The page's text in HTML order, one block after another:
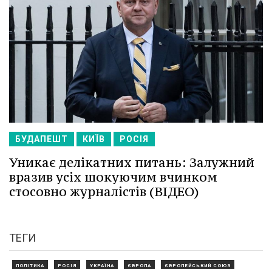
БУДАПЕШТ КИЇВ РОСІЯ
Уникає делікатних питань: Залужний
вразив усіх шокуючим вчинком
стосовно журналістів (ВІДЕО)
ТЕГИ
ПОЛІТИКА РОСІЯ УКРАЇНА ЄВРОПА ЄВРОПЕЙСЬКИЙ СОЮЗ